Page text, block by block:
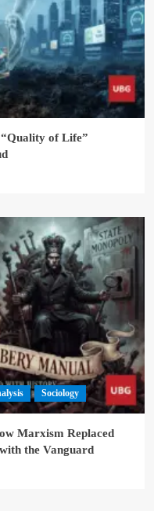
of Life”
Sociology
Marxism Replaced
the Vanguard